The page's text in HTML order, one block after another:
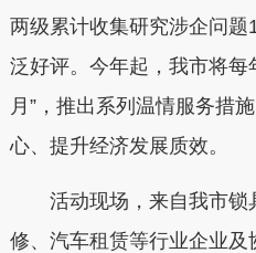
两级累计收集研究涉企问
泛好评。今年起，我市将每
月”，推出系列温情服务措
心、提升经济发展质效。
活动现场，来自我市锁
修、汽车租赁等行业企业